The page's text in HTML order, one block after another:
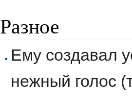
Разное
Ему создавал
нежный голос